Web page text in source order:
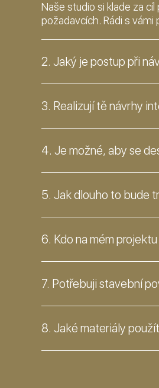
Naše studio si klade za
požadavcích. Rádi s
2. Jaký je postup při
3. Realizují tě návrhy
4. Je možné, aby se
5. Jak dlouho to bude
6. Kdo na mém
7. Potřebuji stavební
8. Jaké materiály